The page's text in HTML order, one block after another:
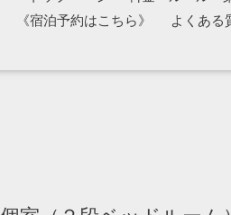
《宿泊予約はこちら》
よくある